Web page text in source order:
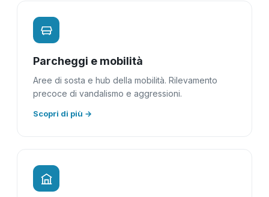
Parcheggi e mobilità
Aree di sosta e hub della mobilità. Rilevamento
precoce di vandalismo e aggressioni.
Scopri di più →